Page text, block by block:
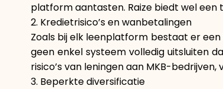
platform aantasten. Raize biedt wel
2. Kredietrisico’s en wanbetalingen
Zoals bij elk leenplatform bestaat er
geen enkel systeem volledig uitsluiten
risico’s van leningen aan MKB-
3. Beperkte diversificatie